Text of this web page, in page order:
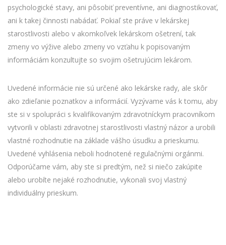
psychologické stavy, ani pôsobiť preventívne, ani diagnostikovať,
ani k takej činnosti nabádať. Pokiaľ ste práve v lekárskej
starostlivosti alebo v akomkoľvek lekárskom ošetrení, tak
zmeny vo výžive alebo zmeny vo vzťahu k popisovaným
informáciám konzultujte so svojim ošetrujúcim lekárom.
Uvedené informácie nie sú určené ako lekárske rady, ale skôr
ako zdieľanie poznatkov a informácií. Vyzývame vás k tomu, aby
ste si v spolupráci s kvalifikovaným zdravotníckym pracovníkom
vytvorili v oblasti zdravotnej starostlivosti vlastný názor a urobili
vlastné rozhodnutie na základe vášho úsudku a prieskumu.
Uvedené vyhlásenia neboli hodnotené regulačnými orgánmi.
Odporúčame vám, aby ste si predtým, než si niečo zakúpite
alebo urobíte nejaké rozhodnutie, vykonali svoj vlastný
individuálny prieskum.